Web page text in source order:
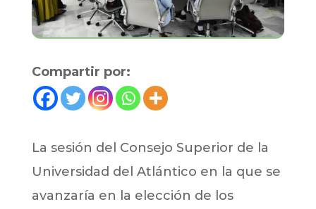
Compartir por:
La sesión del Consejo Superior de la
Universidad del Atlántico en la que se
avanzaría en la elección de los